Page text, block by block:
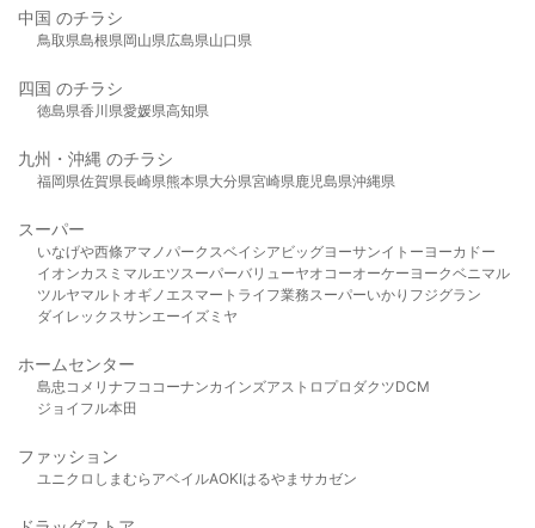
中国 のチラシ
鳥取県島根県岡山県広島県山口県
四国 のチラシ
徳島県香川県愛媛県高知県
九州・沖縄 のチラシ
福岡県佐賀県長崎県熊本県大分県宮崎県鹿児島県沖縄県
スーパー
いなげや西條アマノパークスベイシア ビッグヨーサンイトーヨーカドー
イオンカスミ マルエツスーパーバリューヤオコーオーケー ヨークベニマル
ツルヤマルト オギノ エスマート ライフ業務スーパーいかり フジグラン
ダイレックスサンエーイズミヤ
ホームセンター
島忠 コメリ ナフコ コーナンカインズアストロプロダクツDCM
ジョイフル本田
ファッション
ユニクロ しまむら アベイルAOKIはるやま サカゼン